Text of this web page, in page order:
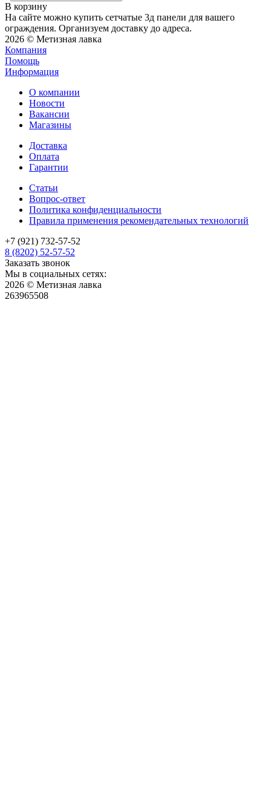
В корзину
На сайте можно купить сетчатые 3д панели для вашего
ограждения. Организуем доставку до адреса.
2026 © Метизная лавка
Компания
Помощь
Информация
О компании
Новости
Вакансии
Магазины
Доставка
Оплата
Гарантии
Статьи
Вопрос-ответ
Политика конфиденциальности
Правила применения рекомендательных технологий
+7 (921) 732-57-52
8 (8202) 52-57-52
Заказать звонок
Мы в социальных сетях:
2026 © Метизная лавка
263965508